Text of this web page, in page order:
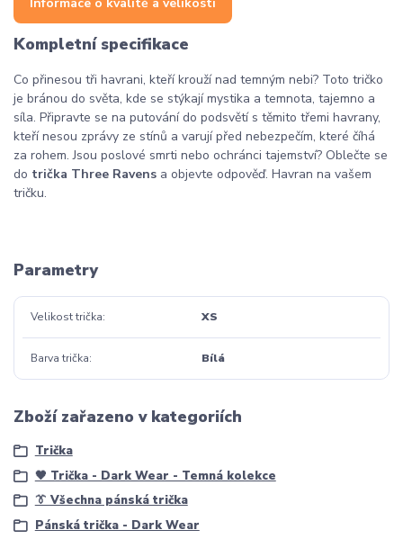
Kompletní specifikace
Co přinesou tři havrani, kteří krouží nad temným nebi? Toto tričko
je bránou do světa, kde se stýkají mystika a temnota, tajemno a
síla. Připravte se na putování do podsvětí s těmito třemi havrany,
kteří nesou zprávy ze stínů a varují před nebezpečím, které číhá
za rohem. Jsou poslové smrti nebo ochránci tajemství? Oblečte se
do trička Three Ravens a objevte odpověď. Havran na vašem
tričku.
Parametry
Velikost trička XS
Barva trička Bílá
Zboží zařazeno v kategoriích
Trička
🖤 Trička - Dark Wear - Temná kolekce
👔 Všechna pánská trička
Pánská trička - Dark Wear